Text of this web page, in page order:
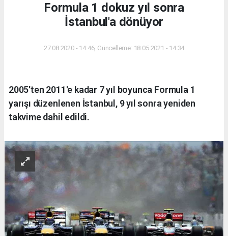
Formula 1 dokuz yıl sonra
İstanbul'a dönüyor
27.08.2020 - 14:46, Güncelleme: 18.05.2021 - 14:34
2005'ten 2011'e kadar 7 yıl boyunca Formula 1
yarışı düzenlenen İstanbul, 9 yıl sonra yeniden
takvime dahil edildi.